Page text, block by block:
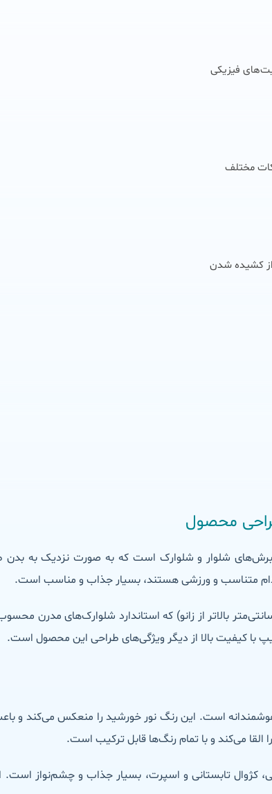
فیزیکی
مختلف
کشیده شدن
شلوار و شلوارک است که به صورت نزدیک به بدن
متناسب و ورزشی هستند، بسیار جذاب و مناسب است.
این شلوارک تا بالای زانو است (معمولاً ۲-۳ سانتی‌متر بالاتر از زانو) که استاندارد
با کیفیت بالا از دیگر ویژگی‌های طراحی این محصول است.
هوشمندانه است. این رنگ نور خورشید را منعکس می‌کند و
می‌کند و با تمام رنگ‌ها قابل ترکیب است.
کژوال تابستانی و اسپرت، بسیار جذاب و چشم‌نواز